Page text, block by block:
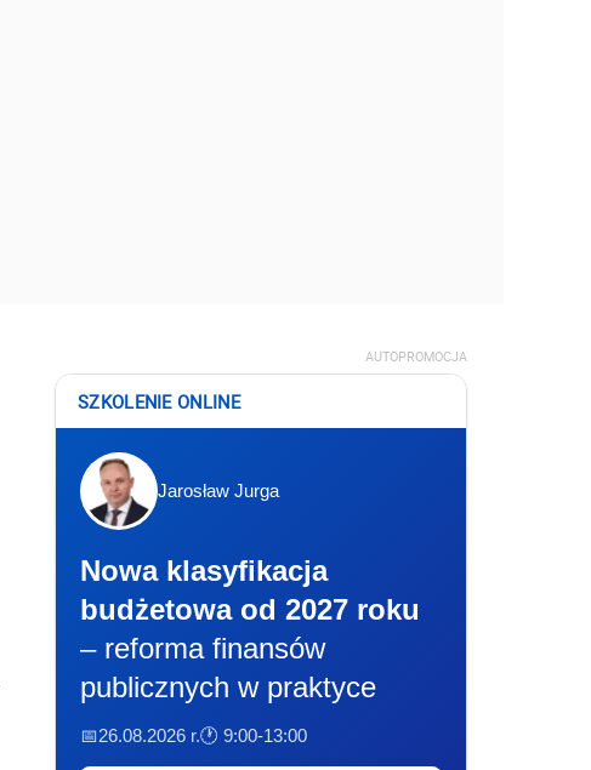
AUTOPROMOCJA
SZKOLENIE ONLINE
Jarosław Jurga
Nowa klasyfikacja
budżetowa od 2027 roku
– reforma finansów
publicznych w praktyce
📅26.08.2026 r.🕐 9:00-13:00